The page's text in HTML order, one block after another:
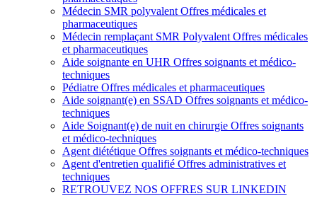
Médecin SMR polyvalent Offres médicales et
pharmaceutiques
Médecin remplaçant SMR Polyvalent Offres médicales
et pharmaceutiques
Aide soignante en UHR Offres soignants et médico-
techniques
Pédiatre Offres médicales et pharmaceutiques
Aide soignant(e) en SSAD Offres soignants et médico-
techniques
Aide Soignant(e) de nuit en chirurgie Offres soignants
et médico-techniques
Agent diététique Offres soignants et médico-techniques
Agent d'entretien qualifié Offres administratives et
techniques
RETROUVEZ NOS OFFRES SUR LINKEDIN